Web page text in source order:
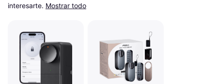
interesarte. Mostrar todo